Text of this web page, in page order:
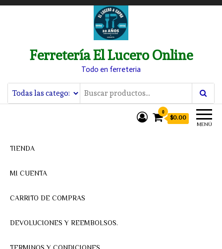
Ferretería El Lucero Online
Todo en ferreteria
MENÚ
0
$0.00
TIENDA
MI CUENTA
CARRITO DE COMPRAS
DEVOLUCIONES Y REEMBOLSOS.